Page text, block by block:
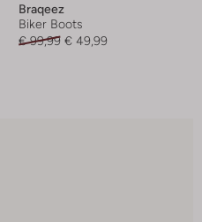
Braqeez
Biker Boots
€ 99,99 € 49,99